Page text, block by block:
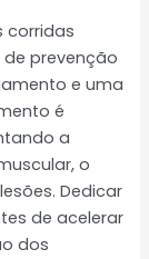
corridas
prevenção
e uma
é
a
o
Dedicar
de acelerar
dos